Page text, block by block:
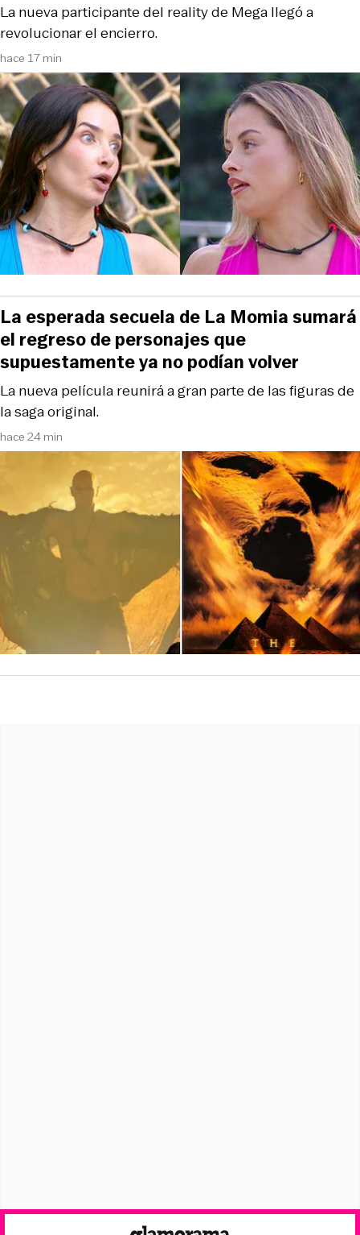
hace 17 min
La nueva participante del reality de Mega llegó a
revolucionar el encierro.
hace 24 min
La nueva película reunirá a gran parte de las figuras de
la saga original.
La esperada secuela de La Momia sumará
el regreso de personajes que
supuestamente ya no podían volver